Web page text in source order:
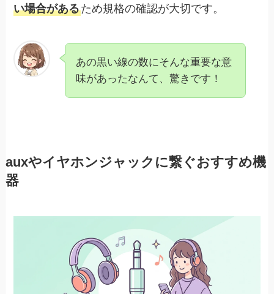
い場合があるため規格の確認が大切です。
あの黒い線の数にそんな重要な意
味があったなんて、驚きです！
auxやイヤホンジャックに繋ぐおすすめ機
器